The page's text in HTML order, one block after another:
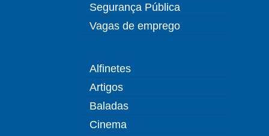
Segurança Pública
Vagas de emprego
Alfinetes
Artigos
Baladas
Cinema